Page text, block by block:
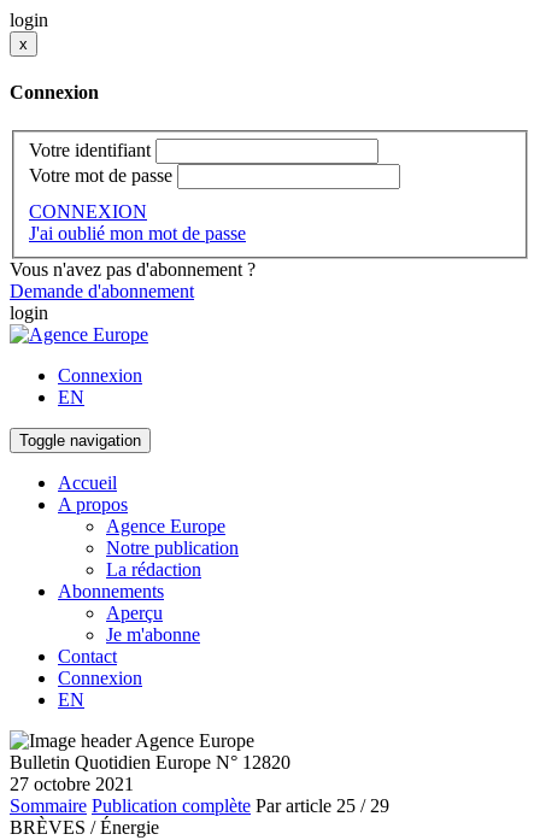
login
x
Connexion
Votre identifiant
Votre mot de passe
CONNEXION
J'ai oublié mon mot de passe
Vous n'avez pas d'abonnement ?
Demande d'abonnement
login
Connexion
EN
Toggle navigation
Accueil
A propos
Agence Europe
Notre publication
La rédaction
Abonnements
Aperçu
Je m'abonne
Contact
Connexion
EN
Bulletin Quotidien Europe N° 12820
27 octobre 2021
Sommaire Publication complète Par article 25 / 29
BRÈVES / Énergie